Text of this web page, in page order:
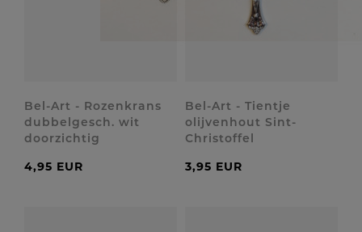
Bel-Art - Rozenkrans
dubbelgesch. wit
doorzichtig
4,95 EUR
Bel-Art - Tientje
olijvenhout Sint-
Christoffel
3,95 EUR